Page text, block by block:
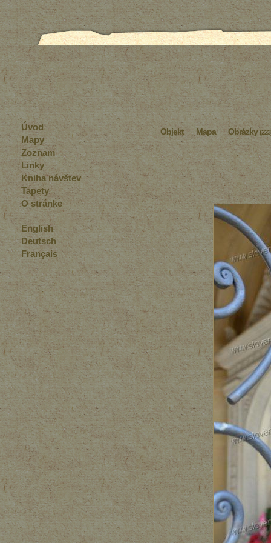
Objekt Mapa Obrázky
Úvod
Mapy
Zoznam
Linky
Kniha návštev
Tapety
O stránke
English
Deutsch
Français